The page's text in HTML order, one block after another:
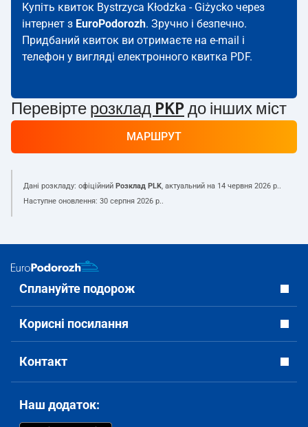
Купіть квиток Bystrzyca Kłodzka - Giżycko через
інтернет з EuroPodorozh. Зручно і безпечно.
Придбаний квиток ви отримаєте на e-mail і
телефон у вигляді електронного квитка PDF.
Перевірте розклад PKP до інших міст
МАРШРУТ
Дані розкладу: офіційний Розклад PLK, актуальний на 14 червня 2026 р..
Наступне оновлення: 30 серпня 2026 р..
Сплануйте подорож
Корисні посилання
Контакт
Наш додаток: